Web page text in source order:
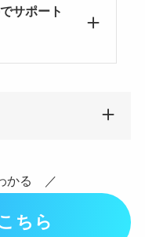
サポート
かる ／
ちら